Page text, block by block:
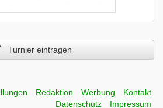
Turnier eintragen
Redaktion Werbung
Kontakt
Datenschutz
Impressum